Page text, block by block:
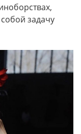
задачу